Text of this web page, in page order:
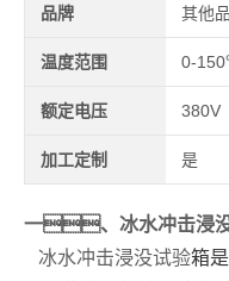
品牌 其他
温度范围 0-
额定电压 380V
加工定制 是
一、 冰水冲击浸
冰水冲击浸没试验箱